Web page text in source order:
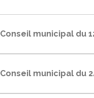
Conseil municipal du
Conseil municipal du